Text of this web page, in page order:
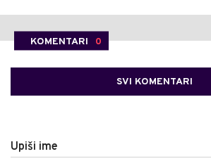
KOMENTARI 0
SVI KOMENTARI
Upiši ime